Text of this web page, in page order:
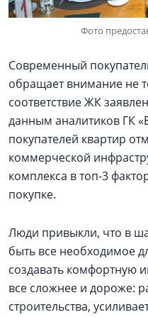
Фото
Современный
обращает внимание не
соответствие ЖК
данным аналитиков ГК
покупателей квартир
коммерческой
комплекса в топ-3
покупке.
Люди привыкли, что в
быть все необходимое
создавать комфортную
все сложнее и дороже:
строительства,